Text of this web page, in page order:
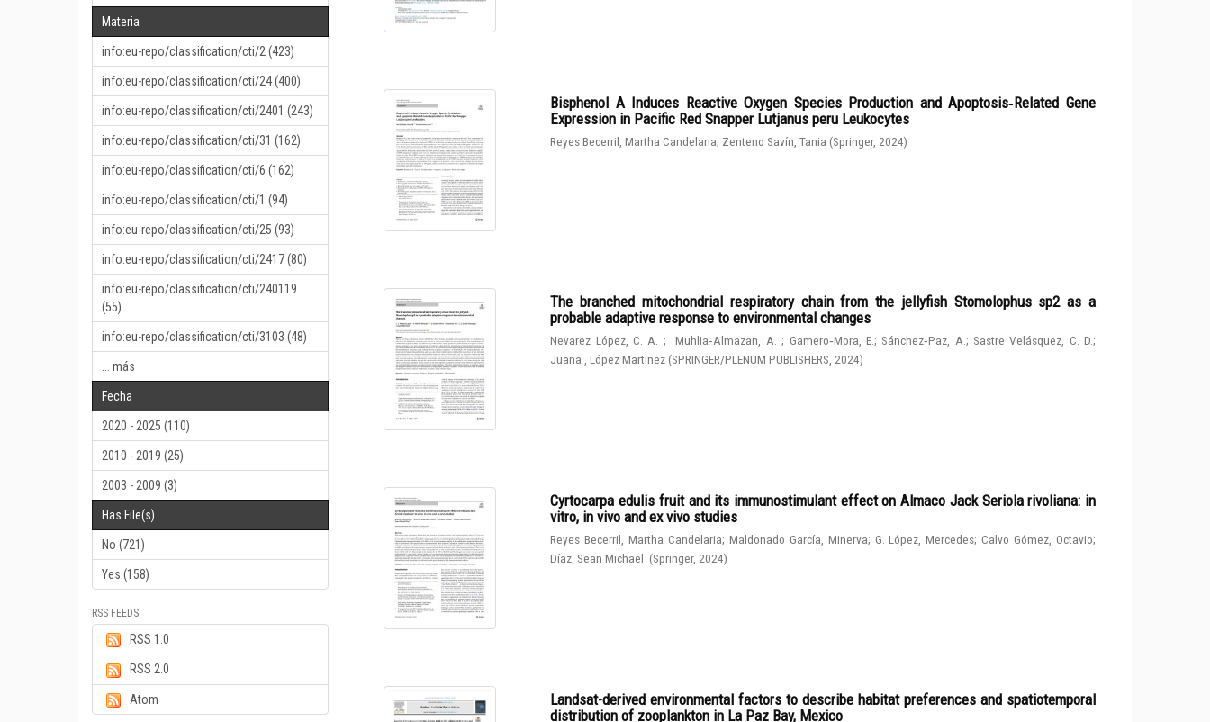
Materia
info:eu-repo/classification/cti/2 (423)
info:eu-repo/classification/cti/24 (400)
info:eu-repo/classification/cti/2401 (243)
info:eu-repo/classification/cti/31 (162)
info:eu-repo/classification/cti/6 (162)
info:eu-repo/classification/cti/1 (94)
info:eu-repo/classification/cti/25 (93)
info:eu-repo/classification/cti/2417 (80)
info:eu-repo/classification/cti/240119
(55)
info:eu-repo/classification/cti/3103 (48)
... más
Fecha
2020 - 2025 (110)
2010 - 2019 (25)
2003 - 2009 (3)
Has File(s)
No (721)
Yes (158)
RSS FEEDS
RSS 1.0
RSS 2.0
Atom
Bisphenol A Induces Reactive Oxygen Species Production and Apoptosis‑Related Gene
Expression in Pacific Red Snapper Lutjanus peru Leukocytes
Reyes Becerril, Martha Candelaria; Zenteno Savín, Tania (Springer, 2024)
The branched mitochondrial respiratory chain from the jellyfish Stomolophus sp2 as a
probable adaptive response to environmental changes
Nevarez López, C. A. ; Muhlia‑Almazan, A.; Gamero‑Mora, E.; Sánchez‑Paz, A. ; Sastre Velásquez, C. D.;
Juana , López Martinez (SPRINGER/PLENUM PUBLISHERS 2024)
Cyrtocarpa edulis fruit and its immunostimulant effect on Almaco Jack Seriola rivoliana: in
vitro, in vivo and ex vivo studies
Reyes Becerril, Martha Candelaria; Maldonado García, Minerva; G. López, Mercedes;Calvo Gómez, Octavio;
Díaz, Sean Michael (Springer, 2024)
Landsat-derived environmental factors to describe habitat preferences and spatiotemporal
distribution of zooplankton in La Paz Bay, Mexico